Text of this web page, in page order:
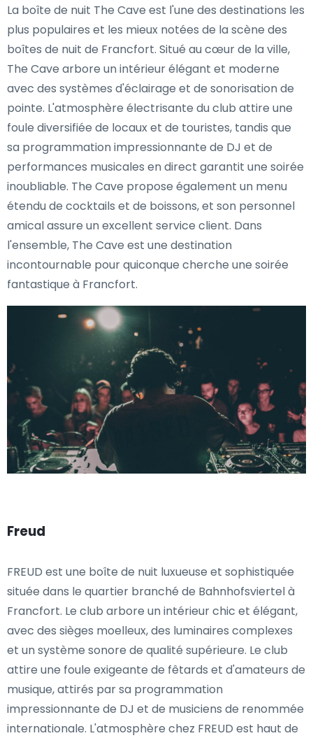
La boîte de nuit The Cave est l'une des destinations les
plus populaires et les mieux notées de la scène des
boîtes de nuit de Francfort. Situé au cœur de la ville,
The Cave arbore un intérieur élégant et moderne
avec des systèmes d'éclairage et de sonorisation de
pointe. L'atmosphère électrisante du club attire une
foule diversifiée de locaux et de touristes, tandis que
sa programmation impressionnante de DJ et de
performances musicales en direct garantit une soirée
inoubliable. The Cave propose également un menu
étendu de cocktails et de boissons, et son personnel
amical assure un excellent service client. Dans
l'ensemble, The Cave est une destination
incontournable pour quiconque cherche une soirée
fantastique à Francfort.
Freud
FREUD est une boîte de nuit luxueuse et sophistiquée
située dans le quartier branché de Bahnhofsviertel à
Francfort. Le club arbore un intérieur chic et élégant,
avec des sièges moelleux, des luminaires complexes
et un système sonore de qualité supérieure. Le club
attire une foule exigeante de fêtards et d'amateurs de
musique, attirés par sa programmation
impressionnante de DJ et de musiciens de renommée
internationale. L'atmosphère chez FREUD est haut de